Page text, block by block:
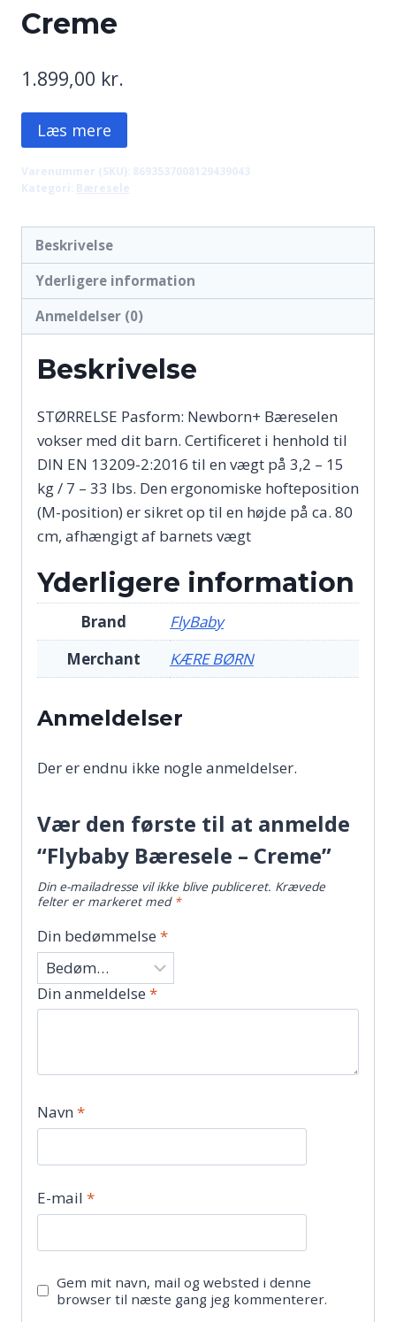
Creme
1.899,00 kr.
Læs mere
Varenummer (SKU): 8693537008129439043
Kategori: Bæresele
Beskrivelse
Yderligere information
Anmeldelser (0)
Beskrivelse
STØRRELSE Pasform: Newborn+ Bæreselen
vokser med dit barn. Certificeret i henhold til
DIN EN 13209-2:2016 til en vægt på 3,2 – 15
kg / 7 – 33 lbs. Den ergonomiske hofteposition
(M-position) er sikret op til en højde på ca. 80
cm, afhængigt af barnets vægt
Yderligere information
Brand
FlyBaby
Merchant
KÆRE BØRN
Anmeldelser
Der er endnu ikke nogle anmeldelser.
Vær den første til at anmelde
“Flybaby Bæresele – Creme”
Din e-mailadresse vil ikke blive publiceret. Krævede
felter er markeret med *
Din bedømmelse *
Din anmeldelse *
Navn *
E-mail *
Gem mit navn, mail og websted i denne
browser til næste gang jeg kommenterer.